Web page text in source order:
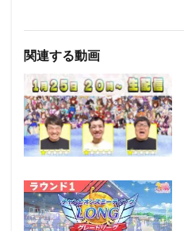
関連する動画